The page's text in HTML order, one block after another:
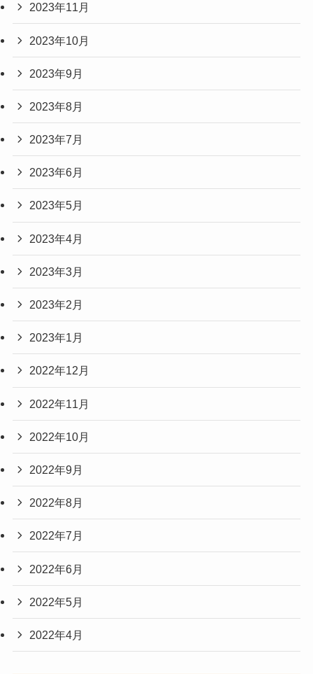
2023年11月
2023年10月
2023年9月
2023年8月
2023年7月
2023年6月
2023年5月
2023年4月
2023年3月
2023年2月
2023年1月
2022年12月
2022年11月
2022年10月
2022年9月
2022年8月
2022年7月
2022年6月
2022年5月
2022年4月